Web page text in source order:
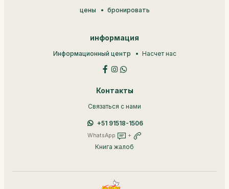
цены бронировать
информация
Информационный центр Насчет нас
Контакты
Связаться с нами
+51 91518-1506
WhatsApp +
Книга жалоб